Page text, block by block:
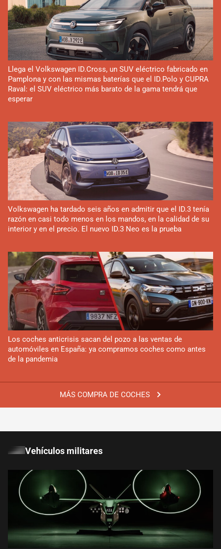
MÁS COMPRA DE COCHES
Llega el Volkswagen ID.Cross, un SUV eléctrico fabricado en
Pamplona y con las mismas baterías que el ID.Polo y CUPRA
Raval: el SUV eléctrico más barato de la gama tendrá que
esperar
Volkswagen ha tardado seis años en admitir que el ID.3 tenía
razón en casi todo menos en los mandos, en la calidad de su
interior y en el precio. El nuevo ID.3 Neo es la prueba
Los coches anticrisis sacan del pozo a las ventas de
automóviles en España: ya compramos coches como antes
de la pandemia
Vehículos militares